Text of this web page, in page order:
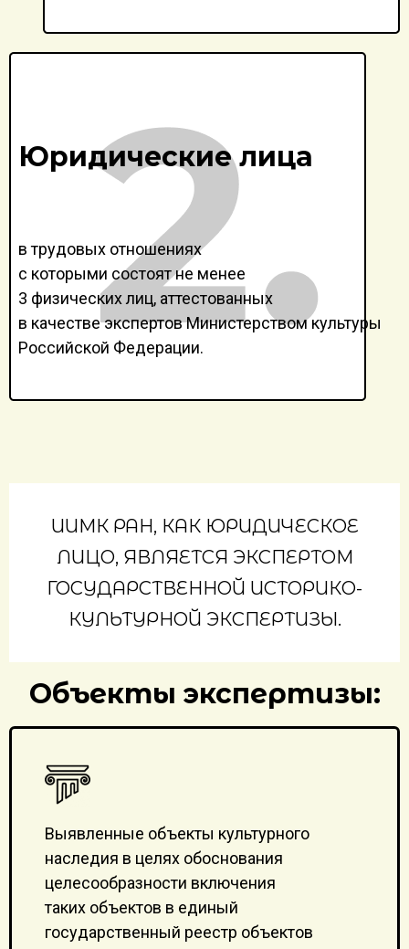
в трудовых отношениях
с которыми состоят не менее
3 физических лиц, аттестованных
в качестве экспертов Министерством культуры
Российской Федерации.
Юридические лица
ИИМК РАН, КАК ЮРИДИЧЕСКОЕ
ЛИЦО, ЯВЛЯЕТСЯ ЭКСПЕРТОМ
ГОСУДАРСТВЕННОЙ ИСТОРИКО-
КУЛЬТУРНОЙ ЭКСПЕРТИЗЫ.​​
Объекты экспертизы:
Выявленные объекты культурного
наследия в целях обоснования
целесообразности включения
таких объектов в единый
государственный реестр объектов